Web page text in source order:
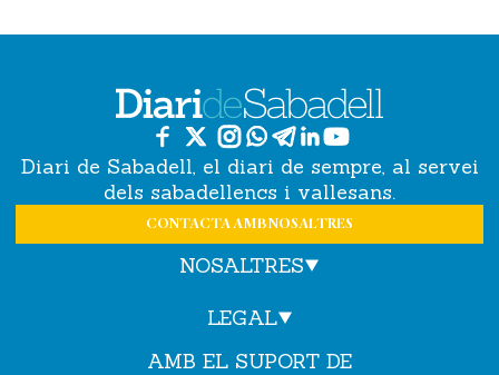
Diari de Sabadell, el diari de sempre, al servei
dels sabadellencs i vallesans.
CONTACTA AMB NOSALTRES
NOSALTRES
LEGAL
AMB EL SUPORT DE